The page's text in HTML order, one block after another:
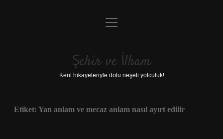
Anasayfa
Yasal Uyarı
menüyü
Şehir ve İlham
Kent hikayeleriyle dolu neşeli yolculuk!
Etiket: Yan anlam ve mecaz anlam nasıl ayırt edilir